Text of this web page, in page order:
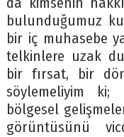
bulunduğumuz
bir iç muhasebe
telkinlere uzak
bir fırsat, bir
söylemeliyim
bölgesel
görüntüsünü